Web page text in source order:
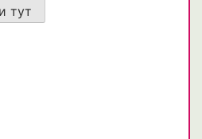
тут